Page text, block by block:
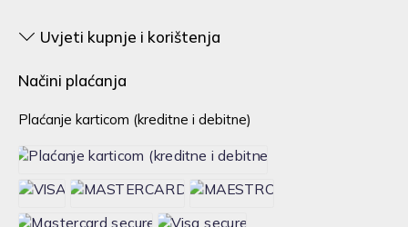
Uvjeti kupnje i korištenja
Načini plaćanja
Plaćanje karticom (kreditne i debitne)